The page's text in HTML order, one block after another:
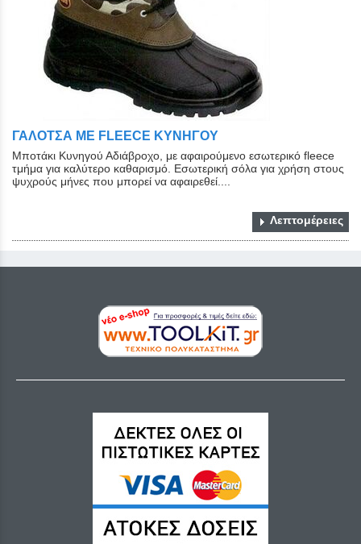
ΓΑΛΟΤΣΑ ΜΕ FLEECE ΚΥΝΗΓΟΥ
Μποτάκι Κυνηγού Αδιάβροχο, με αφαιρούμενο εσωτερικό fleece
τμήμα για καλύτερο καθαρισμό. Εσωτερική σόλα για χρήση στους
ψυχρούς μήνες που μπορεί να αφαιρεθεί....
Λεπτομέρειες